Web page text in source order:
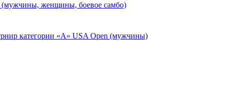
женщины, боевое самбо)
категории «А» USA Open (мужчины)